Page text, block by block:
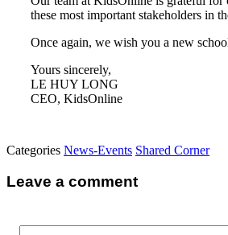
these most important stakeholders in
Once again, we wish you a new
Yours sincerely,
LE HUY LONG
CEO, KidsOnline
Categories News-Events Shared Corner
Leave a comment